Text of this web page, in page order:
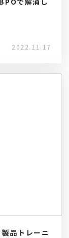
2022.11.17
品トレーニ